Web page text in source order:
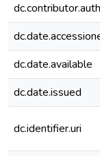
dc.date.available
dc.date.issued
dc.identifier.uri